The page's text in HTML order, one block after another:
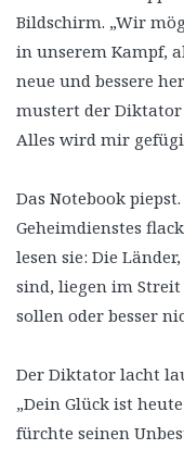
Bildschirm. „Wir
in unserem Kampf,
neue und bessere
mustert der Diktator
Alles wird mir
Das Notebook
Geheimdienstes
lesen sie: Die
sind, liegen im
sollen oder besser
Der Diktator lacht
„Dein Glück ist
fürchte seinen